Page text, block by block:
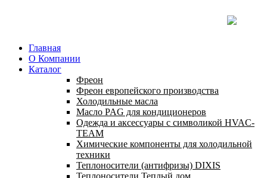
Главная
О Компании
Каталог
Фреон
Фреон европейского производства
Холодильные масла
Масло PAG для кондиционеров
Одежда и аксессуары с символикой HVAC-
TEAM
Химические компоненты для холодильной
техники
Теплоносители (антифризы) DIXIS
Теплоносители Теплый дом